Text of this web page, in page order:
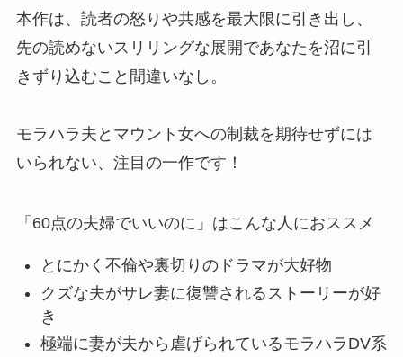
本作は、読者の怒りや共感を最大限に引き出し、
先の読めないスリリングな展開であなたを沼に引
きずり込むこと間違いなし。
モラハラ夫とマウント女への制裁を期待せずには
いられない、注目の一作です！
「60点の夫婦でいいのに」はこんな人におススメ
とにかく不倫や裏切りのドラマが大好物
クズな夫がサレ妻に復讐されるストーリーが好
き
極端に妻が夫から虐げられているモラハラDV系